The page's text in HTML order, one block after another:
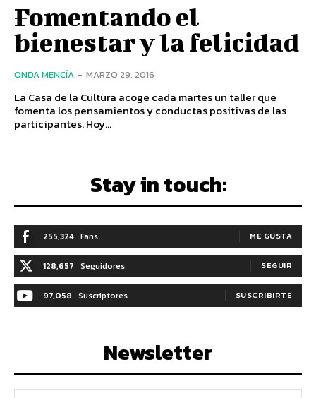
Fomentando el
bienestar y la felicidad
ONDA MENCÍA - MARZO 29, 2016
La Casa de la Cultura acoge cada martes un taller que
fomenta los pensamientos y conductas positivas de las
participantes. Hoy...
Stay in touch:
255,324 Fans ME GUSTA
128,657 Seguidores SEGUIR
97,058 Suscriptores SUSCRIBIRTE
Newsletter